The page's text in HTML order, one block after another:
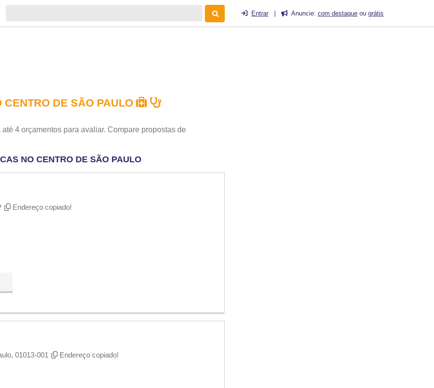
Entrar Anuncie: com destaque ou grátis
DE SÃO PAULO
4 orçamentos para avaliar. Compare propostas de
NO CENTRO DE SÃO PAULO
Endereço copiado!
01013-001 Endereço copiado!